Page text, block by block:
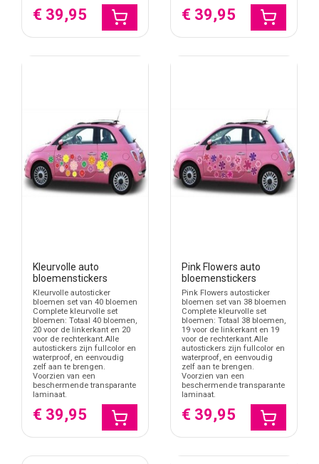
€ 39,95 € 39,95
Kleurvolle auto
bloemenstickers
Kleurvolle autosticker
bloemen set van 40 bloemen
Complete kleurvolle set
bloemen: Totaal 40 bloemen,
20 voor de linkerkant en 20
voor de rechterkant.Alle
autostickers zijn fullcolor en
waterproof, en eenvoudig
zelf aan te brengen.
Voorzien van een
beschermende transparante
laminaat.
€ 39,95
Pink Flowers auto
bloemenstickers
Pink Flowers autosticker
bloemen set van 38 bloemen
Complete kleurvolle set
bloemen: Totaal 38 bloemen,
19 voor de linkerkant en 19
voor de rechterkant.Alle
autostickers zijn fullcolor en
waterproof, en eenvoudig
zelf aan te brengen.
Voorzien van een
beschermende transparante
laminaat.
€ 39,95